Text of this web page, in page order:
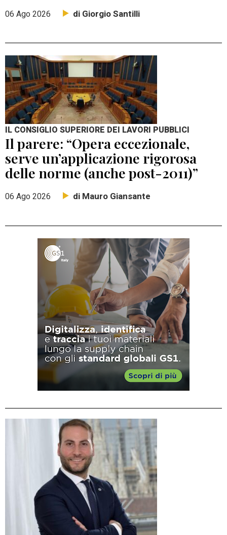
06 Ago 2026 di Giorgio Santilli
IL CONSIGLIO SUPERIORE DEI LAVORI PUBBLICI
Il parere: “Opera eccezionale,
serve un’applicazione rigorosa
delle norme (anche post-2011)”
06 Ago 2026 di Mauro Giansante